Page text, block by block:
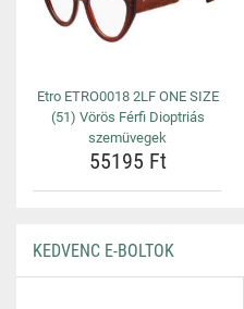
Etro ETRO0018 2LF ONE SIZE
(51) Vörös Férfi Dioptriás
szemüvegek
55195 Ft
KEDVENC E-BOLTOK